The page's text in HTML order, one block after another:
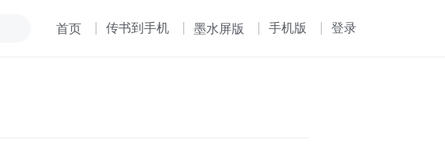
首页 传书到手机 墨水屏版 手机版 登录